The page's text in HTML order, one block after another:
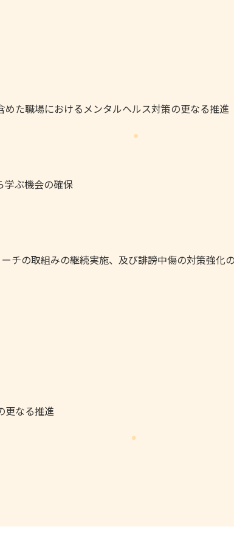
た職場におけるメンタルヘルス対策の更なる推進
学ぶ機会の確保
チの取組みの継続実施、及び誹謗中傷の対策強化
更なる推進